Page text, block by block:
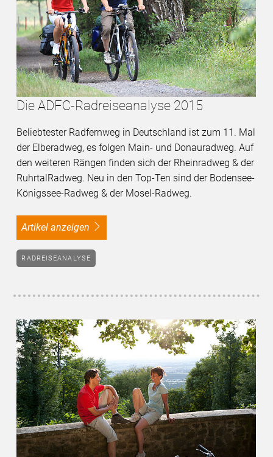
Die ADFC-Radreiseanalyse 2015
Beliebtester Radfernweg in Deutschland ist zum 11. Mal
der Elberadweg, es folgen Main- und Donauradweg. Auf
den weiteren Rängen finden sich der Rheinradweg & der
RuhrtalRadweg. Neu in den Top-Ten sind der Bodensee-
Königssee-Radweg & der Mosel-Radweg.
Artikel anzeigen
RADREISEANALYSE